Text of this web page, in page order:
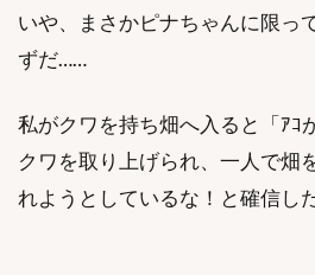
いや、まさかピナちゃんに限っ
ずだ……
私がクワを持ち畑へ入ると「ｱｺ
クワを取り上げられ、一人で畑
れようとしているな！と確信した